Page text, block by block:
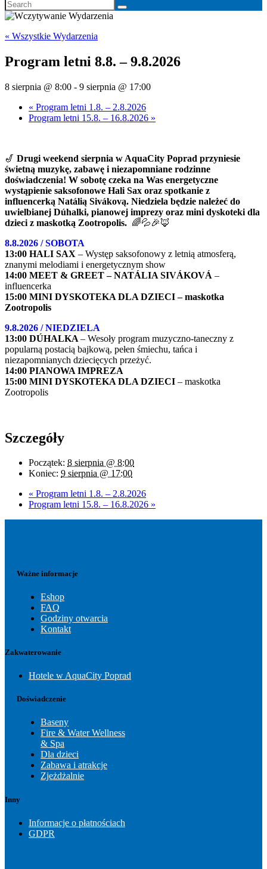
« Wszystkie Wydarzenia
Program letni 8.8. – 9.8.2026
8 sierpnia @ 8:00 - 9 sierpnia @ 17:00
« Program letni 1.8. – 2.8.2026
Program letni 15.8. – 16.8.2026 »
🎷 Drugi weekend sierpnia w AquaCity Poprad przyniesie
świetną muzykę, zabawę i niezapomniane rodzinne
doświadczenia! W sobotę czeka na Was energetyczne
wystąpienie saksofonowe Hali Sax oraz spotkanie z
influencerką Natálią Sivákovą. Niedziela będzie należeć do
uwielbianej Dúhalki, pianowej imprezy oraz mini dyskoteki dla
dzieci z maskotką Zootropolis. 🌈💦🎉🦊
8.8.2026 / SOBOTA
13:00 HALI SAX – Występ saksofonowy z letnią atmosferą,
znanymi melodiami i energetycznym show
14:00 MEET & GREET – NATÁLIA SIVÁKOVÁ –
influencerka
15:00 MINI DYSKOTEKA DLA DZIECI – maskotka
Zootropolis
9.8.2026 / NIEDZIELA
13:00 DÚHALKA – Wesoły program muzyczno-taneczny z
popularną postacią bajkową, pełen śmiechu, tańca i
niezapomnianych dziecięcych przeżyć.
14:00 PIANOWA IMPREZA
15:00 MINI DYSKOTEKA DLA DZIECI – maskotka
Zootropolis
Szczegóły
Początek: 8 sierpnia @ 8:00
Koniec: 9 sierpnia @ 17:00
« Program letni 1.8. – 2.8.2026
Program letni 15.8. – 16.8.2026 »
Ważne informacje
Eshop
FAQ
Godziny otwarcia
Kontakt
Zakwaterowanie
Hotele w AquaCity Poprad
Doświadczenie
Baseny
Fire & Water Wellness
& Spa
Dla dzieci
Zabawa i atrakcje
Zjeżdżalnie
Inny
Informacje o płatnościach
GDPR